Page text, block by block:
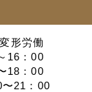
形労働
16：00
18：00
21：00